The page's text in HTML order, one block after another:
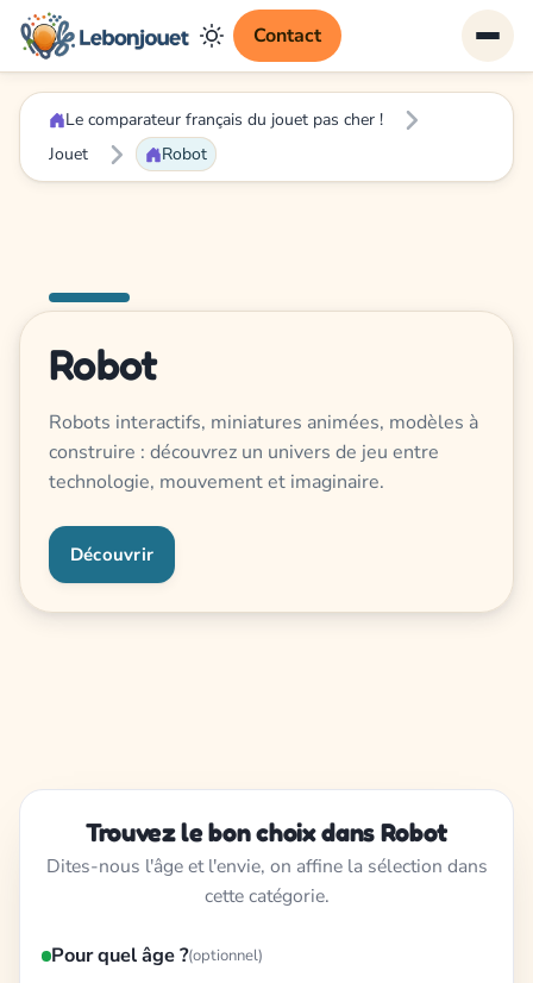
Contact
Le comparateur français du jouet pas cher !
Jouet
Robot
Robot
Robots interactifs, miniatures animées, modèles à
construire : découvrez un univers de jeu entre
technologie, mouvement et imaginaire.
Découvrir
Trouvez le bon choix dans Robot
Dites-nous l'âge et l'envie, on affine la sélection dans
cette catégorie.
Pour quel âge ?(optionnel)